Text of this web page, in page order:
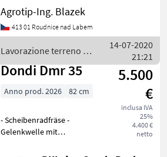
fields can be worked while
leaving them smooth.
Grass roots remain down -
Cattle can rem
Agrotip-Ing. Blazek
413 01 Roudnice nad Labem
Lavorazione terreno /
Sonstige
14-07-2020
21:21
Dondi Dmr 35
5.500
€
inclusa IVA
25%
4.400 €
netto
Anno prod. 2026 82 cm
- Scheibenradfräse -
Gelenkwelle mit